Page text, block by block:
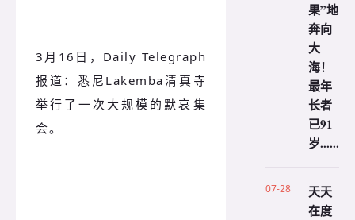
3月16日，Daily Telegraph
报道：悉尼Lakemba清真寺
举行了一次大规模的默哀集
会。
果”地
奔向
大
海！
最年
长者
已91
岁......
07-28
天天
在度